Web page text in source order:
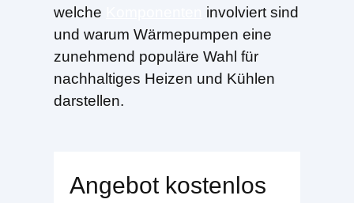
welche
involviert sind
und warum Wärmepumpen eine
zunehmend populäre Wahl für
nachhaltiges Heizen und Kühlen
darstellen.
Angebot kostenlos